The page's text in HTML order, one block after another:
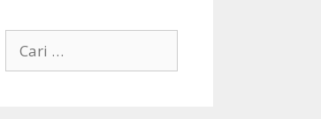
untuk: